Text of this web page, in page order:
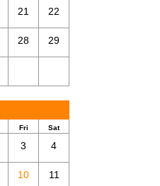
21 22
28 29
Fri Sat
3 4
10 11